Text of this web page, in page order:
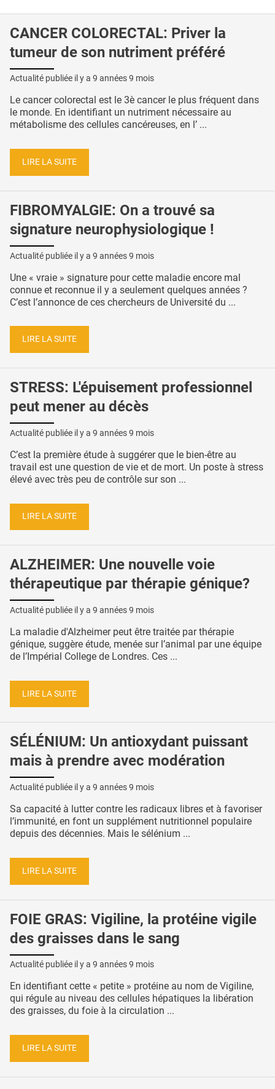
CANCER COLORECTAL: Priver la
tumeur de son nutriment préféré
Actualité publiée il y a 9 années 9 mois
Le cancer colorectal est le 3è cancer le plus fréquent dans
le monde. En identifiant un nutriment nécessaire au
métabolisme des cellules cancéreuses, en l’ ...
LIRE LA SUITE
FIBROMYALGIE: On a trouvé sa
signature neurophysiologique !
Actualité publiée il y a 9 années 9 mois
Une « vraie » signature pour cette maladie encore mal
connue et reconnue il y a seulement quelques années ?
C’est l’annonce de ces chercheurs de Université du ...
LIRE LA SUITE
STRESS: L'épuisement professionnel
peut mener au décès
Actualité publiée il y a 9 années 9 mois
C’est la première étude à suggérer que le bien-être au
travail est une question de vie et de mort. Un poste à stress
élevé avec très peu de contrôle sur son ...
LIRE LA SUITE
ALZHEIMER: Une nouvelle voie
thérapeutique par thérapie génique?
Actualité publiée il y a 9 années 9 mois
La maladie d'Alzheimer peut être traitée par thérapie
génique, suggère étude, menée sur l’animal par une équipe
de l’Impérial College de Londres. Ces ...
LIRE LA SUITE
SÉLÉNIUM: Un antioxydant puissant
mais à prendre avec modération
Actualité publiée il y a 9 années 9 mois
Sa capacité à lutter contre les radicaux libres et à favoriser
l’immunité, en font un supplément nutritionnel populaire
depuis des décennies. Mais le sélénium ...
LIRE LA SUITE
FOIE GRAS: Vigiline, la protéine vigile
des graisses dans le sang
Actualité publiée il y a 9 années 9 mois
En identifiant cette « petite » protéine au nom de Vigiline,
qui régule au niveau des cellules hépatiques la libération
des graisses, du foie à la circulation ...
LIRE LA SUITE